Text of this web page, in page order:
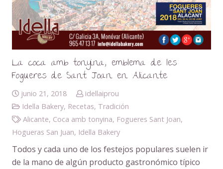
La coca amb tonyina, emblema de les
Fogueres de Sant Joan en Alicante
junio 21, 2018
idellaiprou
Idella Bakery, Recetas, Tradición
Alicante, Coca amb tonyina, Fogueres Sant Joan,
Hogueras San Juan, Idella Bakery
Todos y cada uno de los festejos populares suelen ir
de la mano de algún producto gastronómico típico